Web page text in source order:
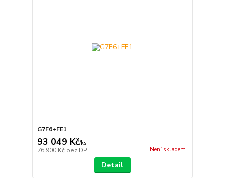
G7F6+FE1
93 049 Kč/ks
76 900 Kč bez DPH Není skladem
Detail